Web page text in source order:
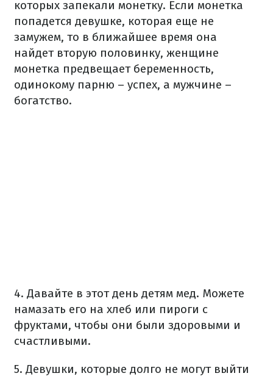
которых запекали монетку. Если монетка
попадется девушке, которая еще не
замужем, то в ближайшее время она
найдет вторую половинку, женщине
монетка предвещает беременность,
одинокому парню – успех, а мужчине –
богатство.
4. Давайте в этот день детям мед. Можете
намазать его на хлеб или пироги с
фруктами, чтобы они были здоровыми и
счастливыми.
5. Девушки, которые долго не могут выйти